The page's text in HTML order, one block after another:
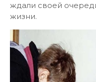
ждали своей
жизни.